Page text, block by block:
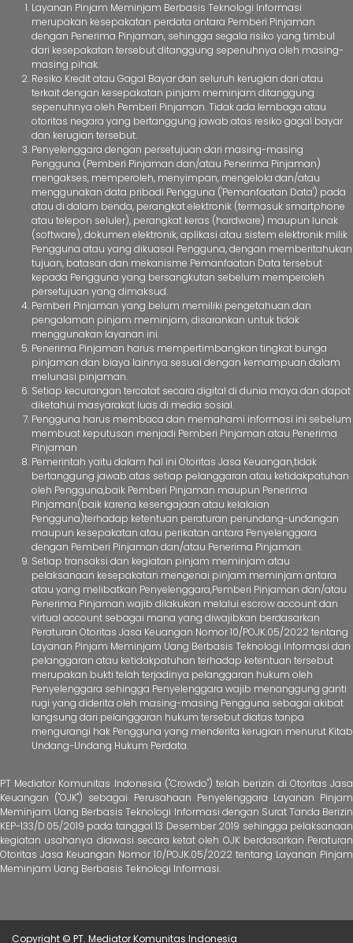
Layanan Pinjam Meminjam Berbasis Teknologi Informasi
merupakan kesepakatan perdata antara Pemberi Pinjaman
dengan Penerima Pinjaman, sehingga segala risiko yang timbul
dari kesepakatan tersebut ditanggung sepenuhnya oleh masing-
masing pihak.
Resiko Kredit atau Gagal Bayar dan seluruh kerugian dari atau
terkait dengan kesepakatan pinjam meminjam ditanggung
sepenuhnya oleh Pemberi Pinjaman. Tidak ada lembaga atau
otoritas negara yang bertanggung jawab atas resiko gagal bayar
dan kerugian tersebut.
Penyelenggara dengan persetujuan dari masing-masing
Pengguna (Pemberi Pinjaman dan/atau Penerima Pinjaman)
mengakses, memperoleh, menyimpan, mengelola dan/atau
menggunakan data pribadi Pengguna ('Pemanfaatan Data') pada
atau di dalam benda, perangkat elektronik (termasuk smartphone
atau telepon seluler), perangkat keras (hardware) maupun lunak
(software), dokumen elektronik, aplikasi atau sistem elektronik milik
Pengguna atau yang dikuasai Pengguna, dengan memberitahukan
tujuan, batasan dan mekanisme Pemanfaatan Data tersebut
kepada Pengguna yang bersangkutan sebelum memperoleh
persetujuan yang dimaksud.
Pemberi Pinjaman yang belum memiliki pengetahuan dan
pengalaman pinjam meminjam, disarankan untuk tidak
menggunakan layanan ini.
Penerima Pinjaman harus mempertimbangkan tingkat bunga
pinjaman dan biaya lainnya sesuai dengan kemampuan dalam
melunasi pinjaman.
Setiap kecurangan tercatat secara digital di dunia maya dan dapat
diketahui masyarakat luas di media sosial.
Pengguna harus membaca dan memahami informasi ini sebelum
membuat keputusan menjadi Pemberi Pinjaman atau Penerima
Pinjaman
Pemerintah yaitu dalam hal ini Otoritas Jasa Keuangan,tidak
bertanggung jawab atas setiap pelanggaran atau ketidakpatuhan
oleh Pengguna,baik Pemberi Pinjaman maupun Penerima
Pinjaman(baik karena kesengajaan atau kelalaian
Pengguna)terhadap ketentuan peraturan perundang-undangan
maupun kesepakatan atau perikatan antara Penyelenggara
dengan Pemberi Pinjaman dan/atau Penerima Pinjaman.
Setiap transaksi dan kegiatan pinjam meminjam atau
pelaksanaan kesepakatan mengenai pinjam meminjam antara
atau yang melibatkan Penyelenggara,Pemberi Pinjaman dan/atau
Penerima Pinjaman wajib dilakukan melalui escrow account dan
virtual account sebagai mana yang diwajibkan berdasarkan
Peraturan Otoritas Jasa Keuangan Nomor 10/POJK.05/2022 tentang
Layanan Pinjam Meminjam Uang Berbasis Teknologi Informasi dan
pelanggaran atau ketidakpatuhan terhadap ketentuan tersebut
merupakan bukti telah terjadinya pelanggaran hukum oleh
Penyelenggara sehingga Penyelenggara wajib menanggung ganti
rugi yang diderita oleh masing-masing Pengguna sebagai akibat
langsung dari pelanggaran hukum tersebut diatas tanpa
mengurangi hak Pengguna yang menderita kerugian menurut Kitab
Undang-Undang Hukum Perdata.
PT Mediator Komunitas Indonesia ("Crowdo") telah berizin di Otoritas Jasa
Keuangan ("OJK") sebagai Perusahaan Penyelenggara Layanan Pinjam
Meminjam Uang Berbasis Teknologi Informasi dengan Surat Tanda Berizin
KEP-133/D.05/2019 pada tanggal 13 Desember 2019 sehingga pelaksanaan
kegiatan usahanya diawasi secara ketat oleh OJK berdasarkan Peraturan
Otoritas Jasa Keuangan Nomor 10/POJK.05/2022 tentang Layanan Pinjam
Meminjam Uang Berbasis Teknologi Informasi.
Copyright © PT. Mediator Komunitas Indonesia